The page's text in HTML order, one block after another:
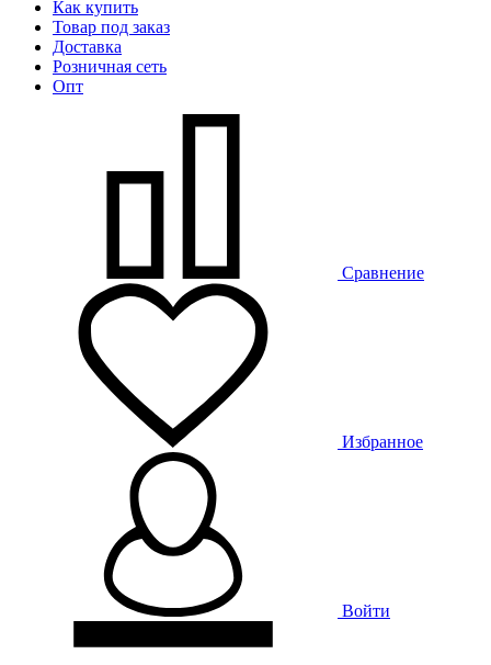
Как купить
Товар под заказ
Доставка
Розничная сеть
Опт
Сравнение
Избранное
Войти